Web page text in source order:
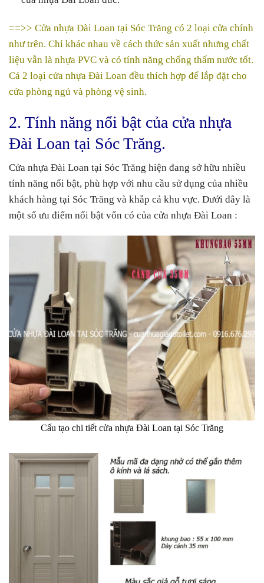
==>> Cửa nhựa Đài Loan tại Sóc Trăng có 2 loại cửa chính
như trên. Chỉ khác nhau về cách thức sản xuất nhưng chất
liệu vẫn là nhựa PVC và có tính năng chống thấm nước tốt.
Cả 2 loại cửa nhựa Đài Loan đều thích hợp để lắp đặt cho
cửa phòng ngủ và phòng vệ sinh.
2. Tính năng nổi bật của cửa nhựa
Đài Loan tại Sóc Trăng.
Cửa nhựa Đài Loan tại Sóc Trăng hiện đang sở hữu nhiều
tính năng nổi bật, phù hợp với nhu cầu sử dụng của nhiều
khách hàng tại Sóc Trăng và khắp cả khu vực. Dưới đây là
một số ưu điểm nổi bật vốn có của cửa nhựa Đài Loan :
Cấu tạo chi tiết cửa nhựa Đài Loan tại Sóc Trăng